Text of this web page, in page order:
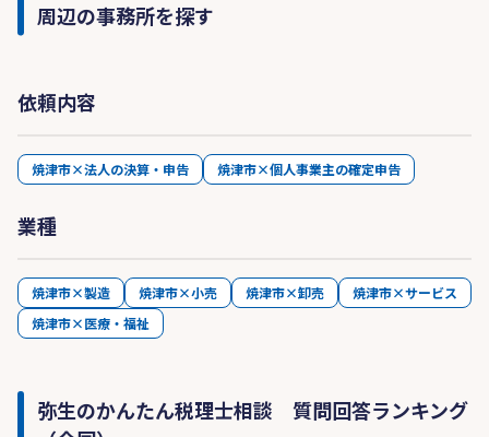
周辺の事務所を探す
依頼内容
焼津市×法人の決算・申告 焼津市×個人事業主の確定申告
業種
焼津市×製造 焼津市×小売 焼津市×卸売
焼津市×サービス
焼津市×医療・福祉
弥生のかんたん税理士相談 質問回答ランキング